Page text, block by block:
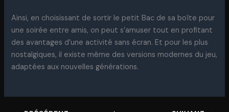
Ainsi, en choisissant de sortir le petit Bac de sa boîte pour
une soirée entre amis, on peut s’amuser tout en profitant
des avantages d’une activité sans écran. Et pour les plus
nostalgiques, il existe même des versions modernes du jeu,
adaptées aux nouvelles générations.